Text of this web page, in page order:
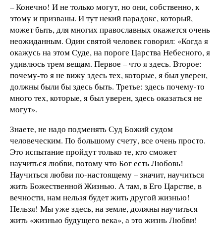
– Конечно! И не только могут, но они, собственно, к
этому и призваны. И тут некий парадокс, который,
может быть, для многих православных окажется очень
неожиданным. Один святой человек говорил: «Когда я
окажусь на этом Суде, на пороге Царства Небесного, я
удивлюсь трем вещам. Первое – что я здесь. Второе:
почему-то я не вижу здесь тех, которые, я был уверен,
должны были бы здесь быть. Третье: здесь почему-то
много тех, которые, я был уверен, здесь оказаться не
могут».
Знаете, не надо подменять Суд Божий судом
человеческим. По большому счету, все очень просто.
Это испытание пройдут только те, кто сможет
научиться любви, потому что Бог есть Любовь!
Научиться любви по-настоящему – значит, научиться
жить Божественной Жизнью. А там, в Его Царстве, в
вечности, нам нельзя будет жить другой жизнью!
Нельзя! Мы уже здесь, на земле, должны научиться
жить «жизнью будущего века», а это жизнь Любви!